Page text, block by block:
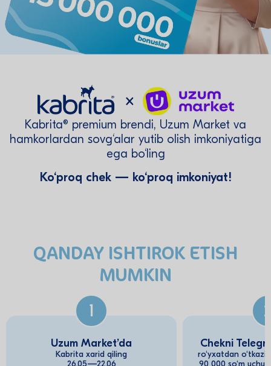
Kabrita® premium brendi, Uzum Market va
hamkorlardan sovg‘alar yutib olish imkoniyatiga
ega bo‘ling
Ko‘proq chek — ko‘proq imkoniyat!
QANDAY ISHTIROK ETISH
MUMKIN
Uzum Market’da
Kabrita xarid qiling
26.05—22.06
1
Chekni
ro‘yxatdan
90 000 so‘m